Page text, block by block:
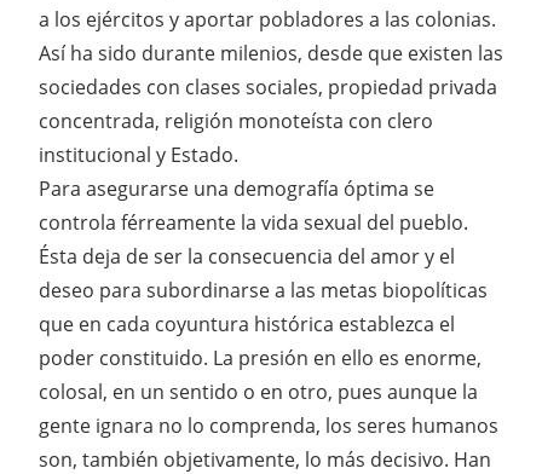
a los ejércitos y aportar pobladores a las colonias.
Así ha sido durante milenios, desde que existen las
sociedades con clases sociales, propiedad privada
concentrada, religión monoteísta con clero
institucional y Estado.
Para asegurarse una demografía óptima se
controla férreamente la vida sexual del pueblo.
Ésta deja de ser la consecuencia del amor y el
deseo para subordinarse a las metas biopolíticas
que en cada coyuntura histórica establezca el
poder constituido. La presión en ello es enorme,
colosal, en un sentido o en otro, pues aunque la
gente ignara no lo comprenda, los seres humanos
son, también objetivamente, lo más decisivo. Han